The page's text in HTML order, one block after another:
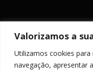
Valorizamos a
Utilizamos cookies
navegação, apresentar